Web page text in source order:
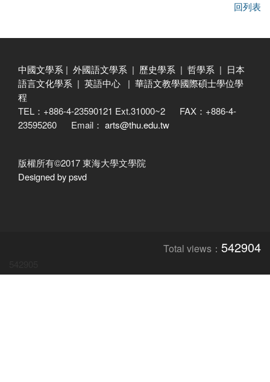
回列表
中國文學系 | 外國語文學系 | 歷史學系 | 哲學系 | 日本
語言文化學系 | 英語中心 | 華語文教學國際碩士學位學
程
TEL：+886-4-23590121 Ext.31000~2 FAX：+886-4-
23595260 Email： arts@thu.edu.tw
版權所有©2017 東海大學文學院
Designed by psvd
Total views： 542904